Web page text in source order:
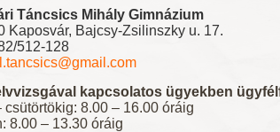
Táncsics Mihály Gimnázium
Kaposvár, Bajcsy-Zsilinszky u. 17.
512-128
kapcsolatos ügyekben
csütörtökig: 8.00 – 16.00 óráig
8.00 – 13.30 óráig